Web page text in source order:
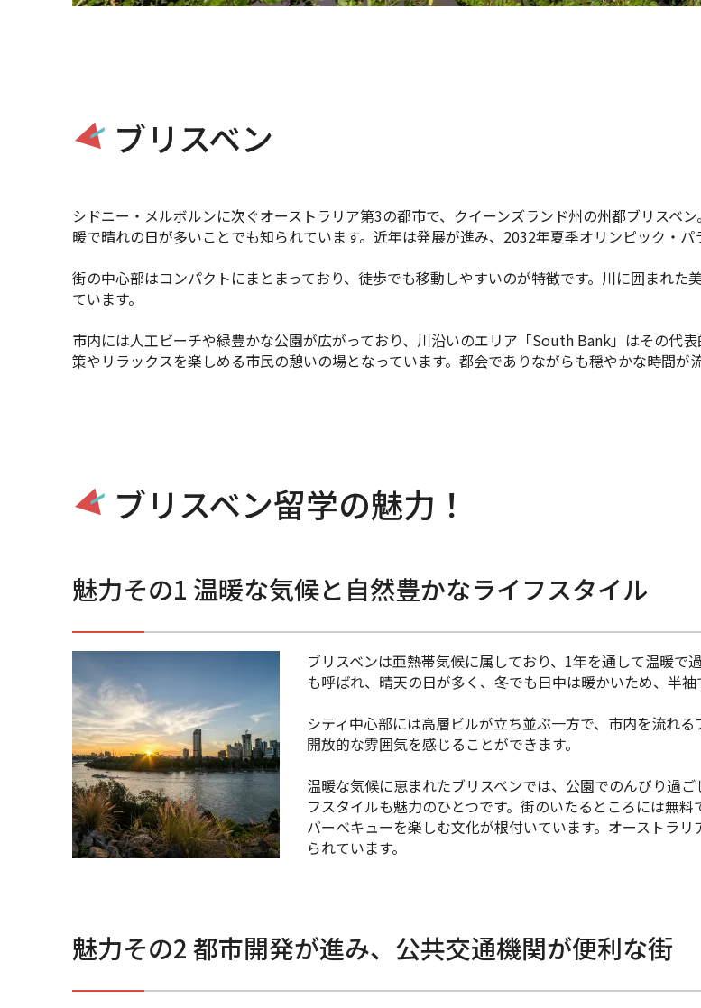
ブリスベン
シドニー・メルボルンに次ぐオーストラリア第3の都市で、クイーンズランド州の州都ブリスベ
暖で晴れの日が多いことでも知られています。近年は発展が進み、2032年夏季オリンピック・パ
街の中心部はコンパクトにまとまっており、徒歩でも移動しやすいのが特徴です。川に囲まれ
ています。
市内には人工ビーチや緑豊かな公園が広がっており、川沿いのエリア「South Bank」はその代
策やリラックスを楽しめる市民の憩いの場となっています。都会でありながらも穏やかな時間が
ブリスベン留学の魅力！
魅力その1 温暖な気候と自然豊かなライフスタイル
ブリスベンは亜熱帯気候に属しており、1年を通して温暖で
も呼ばれ、晴天の日が多く、冬でも日中は暖かいため、半袖
シティ中心部には高層ビルが立ち並ぶ一方で、市内を流れ
開放的な雰囲気を感じることができます。
温暖な気候に恵まれたブリスベンでは、公園でのんびり過
フスタイルも魅力のひとつです。街のいたるところには無
バーベキューを楽しむ文化が根付いています。オーストラ
られています。
魅力その2 都市開発が進み、 公共交通機関が便利な街